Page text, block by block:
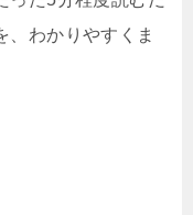
、わかりやすくま